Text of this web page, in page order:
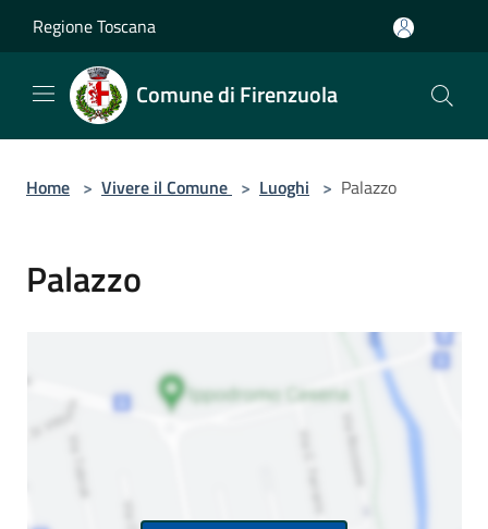
Regione Toscana
Comune di Firenzuola
Home > Vivere il Comune > Luoghi > Palazzo
Palazzo